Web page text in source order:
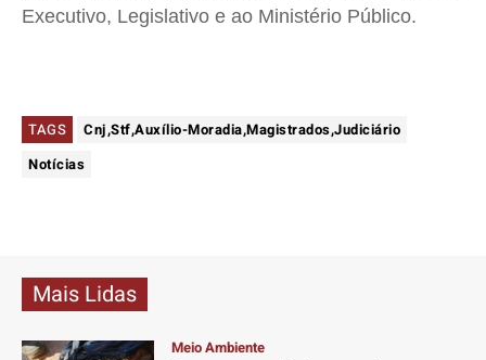
Executivo, Legislativo e ao Ministério Público.
TAGS
Cnj,Stf,Auxílio-Moradia,Magistrados,Judiciário
Notícias
Mais Lidas
Meio Ambiente